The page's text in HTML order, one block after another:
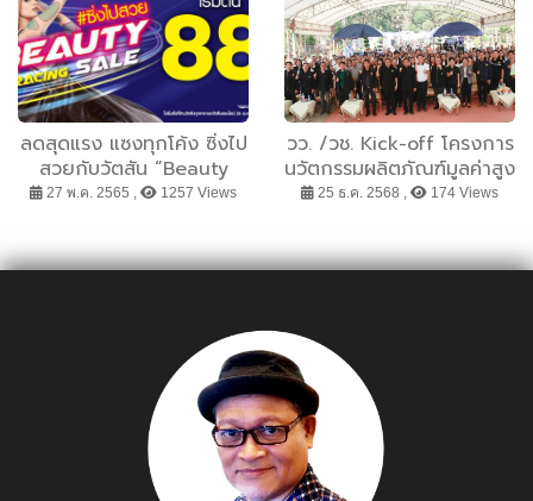
ลดสุดแรง แซงทุกโค้ง ซิ่งไป
สวยกับวัตสัน “Beauty
Racing Sale” ซิ่งกับขบวน
27 พ.ค. 2565 , 1257 Views
วว. /วช. Kick-off โครงการ
นวัตกรรมผลิตภัณฑ์มูลค่าสูง
เพื่อแก้ปัญหา PM 2.5 ใน
25 ธ.ค. 2568 , 174 Views